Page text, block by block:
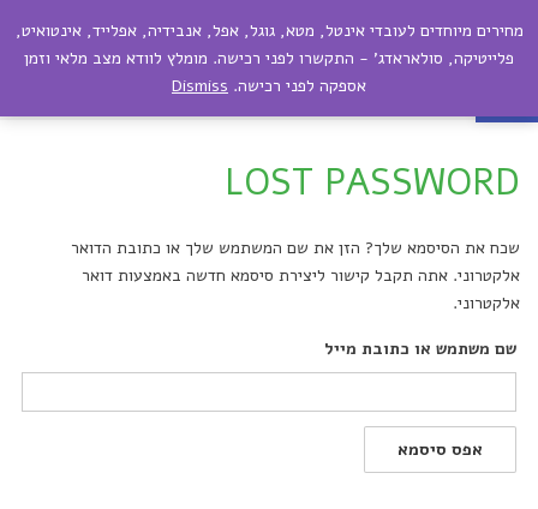
פתח סרגל נגישות
תפריט
החשבון שלי
LOST PASSWORD
שכח את הסיסמא שלך? הזן את שם המשתמש שלך או כתובת הדואר
אלקטרוני. אתה תקבל קישור ליצירת סיסמא חדשה באמצעות דואר
אלקטרוני.
שם משתמש או כתובת מייל
אפס סיסמא
מחירים מיוחדים לעובדי אינטל, מטא, גוגל, אפל, אנבידיה, אפלייד, אינטואיט,
פלייטיקה, סולאראדג' - התקשרו לפני רכישה. מומלץ לוודא מצב מלאי וזמן
אספקה לפני רכישה. Dismiss